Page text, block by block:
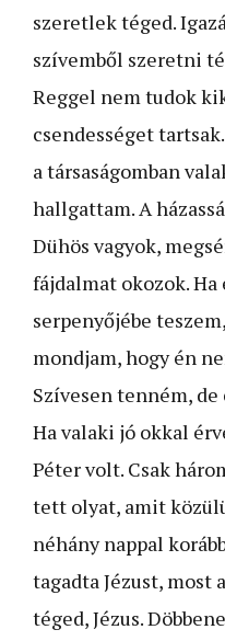
szeret­lek téged.
szívemből szeretni
Reggel nem tudok
csendességet
a társaságomban
hallgattam. A
Dühös vagyok,
fájdalmat okozok.
serpenyőjébe
mondjam, hogy én
Szívesen tenném,
Ha valaki jó okkal
Péter volt. Csak
tett olyat, amit
néhány nappal
tagadta Jézust, most
téged, Jézus.